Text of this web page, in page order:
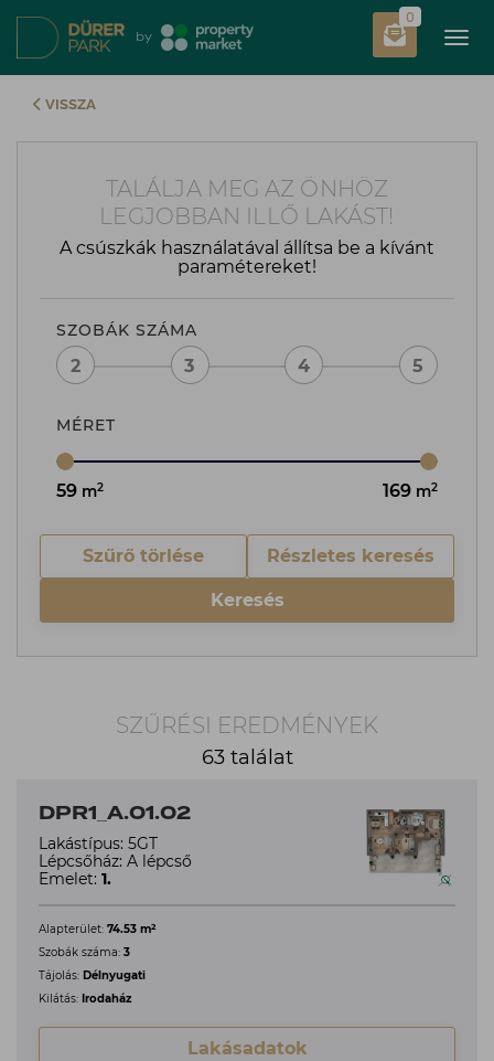
by
0
VISSZA
TALÁLJA MEG AZ ÖNHÖZ
LEGJOBBAN ILLŐ LAKÁST!
A csúszkák használatával állítsa be a kívánt
paramétereket!
SZOBÁK SZÁMA
2 3 4 5
MÉRET
59 m2 169 m2
Szűrő törlése Részletes keresés
Keresés
SZŰRÉSI EREDMÉNYEK
63 találat
DPR1_A.01.02
Lakástípus: 5GT
Lépcsőház: A lépcső
Emelet: 1.
Alapterület: 74.53 m2
Szobák száma: 3
Tájolás: Délnyugati
Kilátás: Irodaház
Lakásadatok